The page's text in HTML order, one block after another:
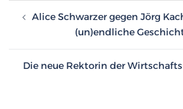
Alice Schwarzer gegen Jörg
(un)endliche
Die neue Rektorin der